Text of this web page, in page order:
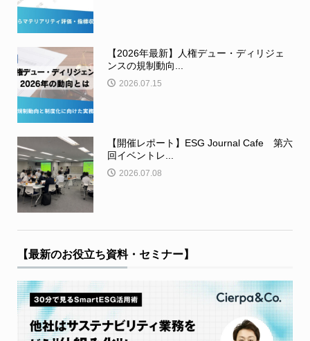
【2026年最新】人権デュー・ディリジェ
ンスの規制動向...
2026.07.15
【開催レポート】ESG Journal Cafe 第六
回イベントレ...
2026.07.08
【最新のお役立ち資料・セミナー】